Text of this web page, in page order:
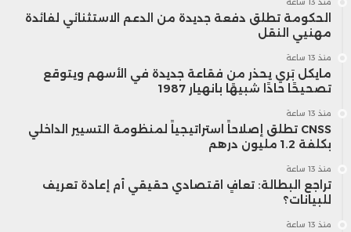
الحكومة تطلق دفعة جديدة من الدعم الاستثنائي لفائدة
مهنيي النقل
منذ 13 ساعة
مايكل بَري يحذر من فقاعة جديدة في الأسهم ويتوقع
تصحيحًا حادًا شبيهًا بانهيار 1987
منذ 13 ساعة
CNSS تطلق إصلاحاً استراتيجياً لمنظومة التسيير الداخلي
بكلفة 1.2 مليون درهم
منذ 13 ساعة
تراجع البطالة: تعافٍ اقتصادي حقيقي أم إعادة تعريف
للبيانات؟
منذ 13 ساعة